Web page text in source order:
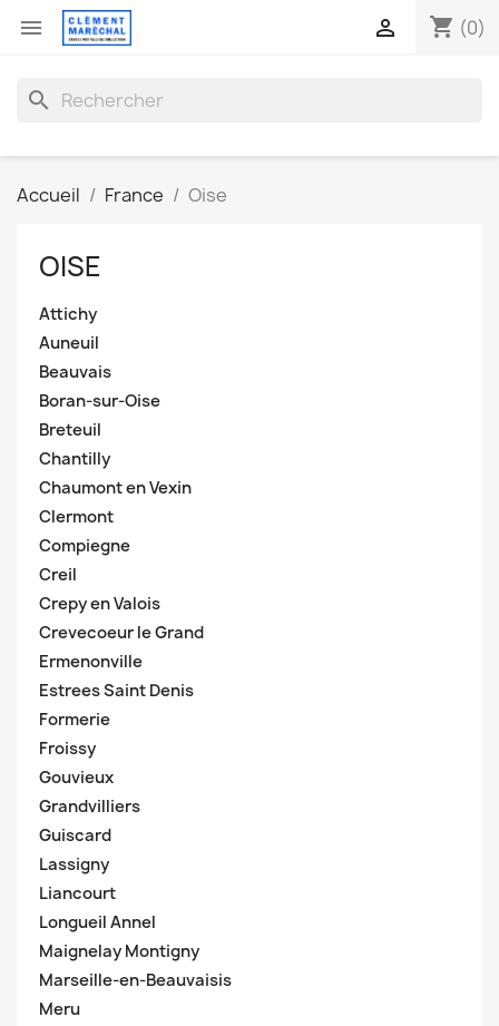
 shopping_cart (0)

search
Accueil France Oise
OISE
Attichy
Auneuil
Beauvais
Boran-sur-Oise
Breteuil
Chantilly
Chaumont en Vexin
Clermont
Compiegne
Creil
Crepy en Valois
Crevecoeur le Grand
Ermenonville
Estrees Saint Denis
Formerie
Froissy
Gouvieux
Grandvilliers
Guiscard
Lassigny
Liancourt
Longueil Annel
Maignelay Montigny
Marseille-en-Beauvaisis
Meru